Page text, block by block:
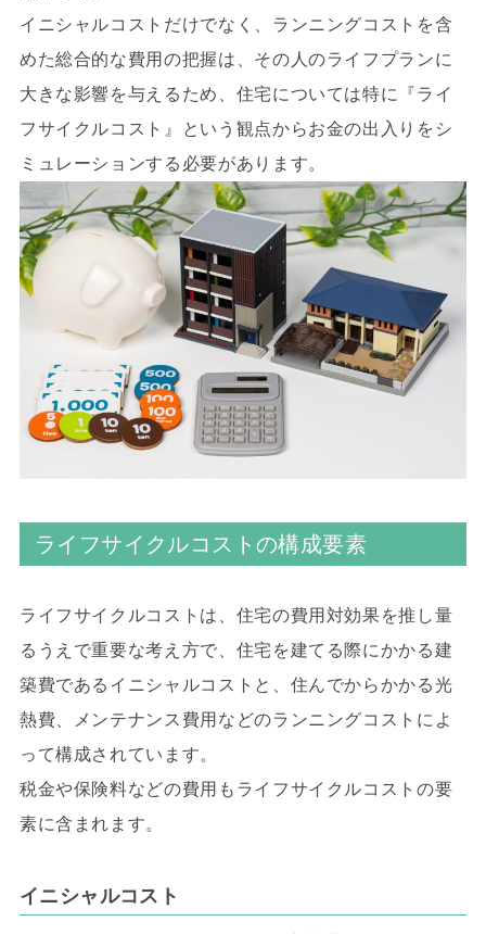
イニシャルコストだけでなく、ランニングコストを含
めた総合的な費用の把握は、その人のライフプランに
大きな影響を与えるため、住宅については特に『ライ
フサイクルコスト』という観点からお金の出入りをシ
ミュレーションする必要があります。
ライフサイクルコストの構成要素
ライフサイクルコストは、住宅の費用対効果を推し量
るうえで重要な考え方で、住宅を建てる際にかかる建
築費であるイニシャルコストと、住んでからかかる光
熱費、メンテナンス費用などのランニングコストによ
って構成されています。
税金や保険料などの費用もライフサイクルコストの要
素に含まれます。
イニシャルコスト